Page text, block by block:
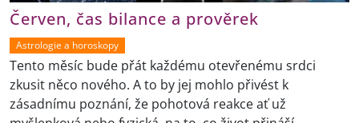
Červen, čas bilance a prověrek
Astrologie a horoskopy
Tento měsíc bude přát každému otevřenému srdci
zkusit něco nového. A to by jej mohlo přivést k
zásadnímu poznání, že pohotová reakce ať už